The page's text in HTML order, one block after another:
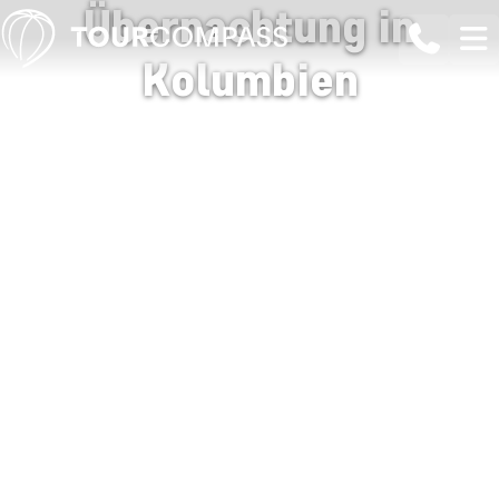
Übernachtung in
Kolumbien